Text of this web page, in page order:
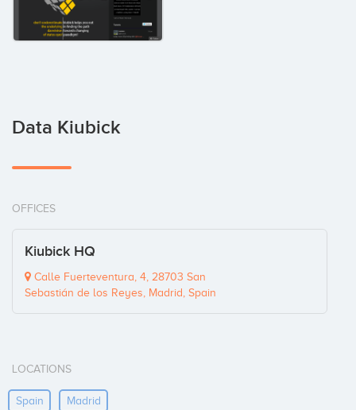
Data Kiubick
OFFICES
Kiubick HQ
Calle Fuerteventura, 4, 28703 San
Sebastián de los Reyes, Madrid, Spain
LOCATIONS
Spain Madrid